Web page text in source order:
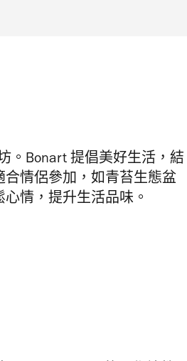
。Bonart 提倡美好生活，結
情侶參加，如青苔生態盆
心情，提升生活品味。